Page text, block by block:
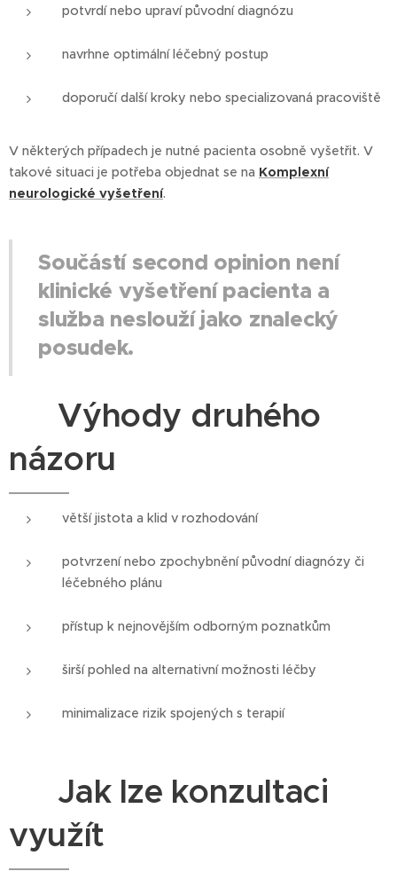
potvrdí nebo upraví původní diagnózu
navrhne optimální léčebný postup
doporučí další kroky nebo specializovaná pracoviště
V některých případech je nutné pacienta osobně vyšetřit. V
takové situaci je potřeba objednat se na Komplexní
neurologické vyšetření.
Součástí second opinion není
klinické vyšetření pacienta a
služba neslouží jako znalecký
posudek.
⭐ Výhody druhého
názoru
větší jistota a klid v rozhodování
potvrzení nebo zpochybnění původní diagnózy či
léčebného plánu
přístup k nejnovějším odborným poznatkům
širší pohled na alternativní možnosti léčby
minimalizace rizik spojených s terapií
🖥️ Jak lze konzultaci
využít